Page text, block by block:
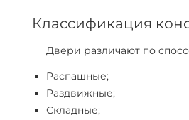
Классификация
Двери различают по
Распашные;
Раздвижные;
Складные;